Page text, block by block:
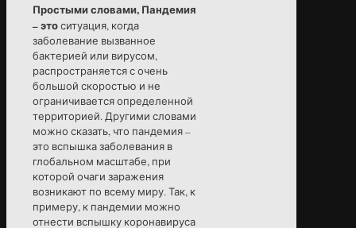
Простыми словами, Пандемия
– этоситуация, когда
заболевание вызванное
бактерией или вирусом,
распространяется с очень
большой скоростью и не
ограничивается определенной
территорией. Другими словами
можно сказать, что пандемия –
это вспышка заболевания в
глобальном масштабе, при
которой очаги заражения
возникают по всему миру. Так, к
примеру, к пандемии можно
отнести вспышку коронавируса